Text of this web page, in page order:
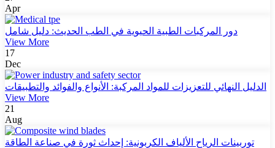
Apr
دور المركبات الطبية الحيوية في الطب الحديث: دليل شامل
View More
17
Dec
الدليل النهائي للتعزيزات للمواد المركبة: الأنواع والفوائد والتطبيقات
View More
21
Aug
توربينات الرياح الألياف الكربونية: إحداث ثورة في صناعة الطاقة